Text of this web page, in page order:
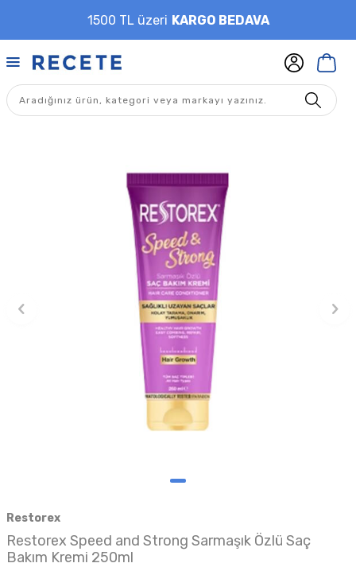
1500 TL üzeri KARGO BEDAVA
Restorex
Restorex Speed and Strong Sarmaşık Özlü Saç
Bakım Kremi 250ml